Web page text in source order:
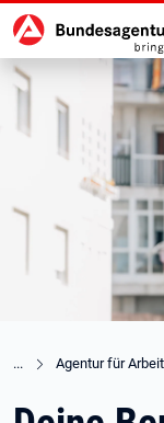
zu den
Agentur für